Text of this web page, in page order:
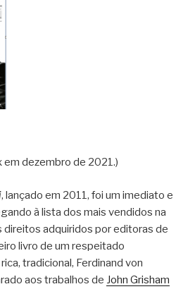
stars
dezembro de 2021.)
, lançado em 2011, foi um imediato e
à lista dos mais vendidos na
direitos adquiridos por editoras de
livro de um respeitado
tradicional, Ferdinand von
aos trabalhos de John Grisham